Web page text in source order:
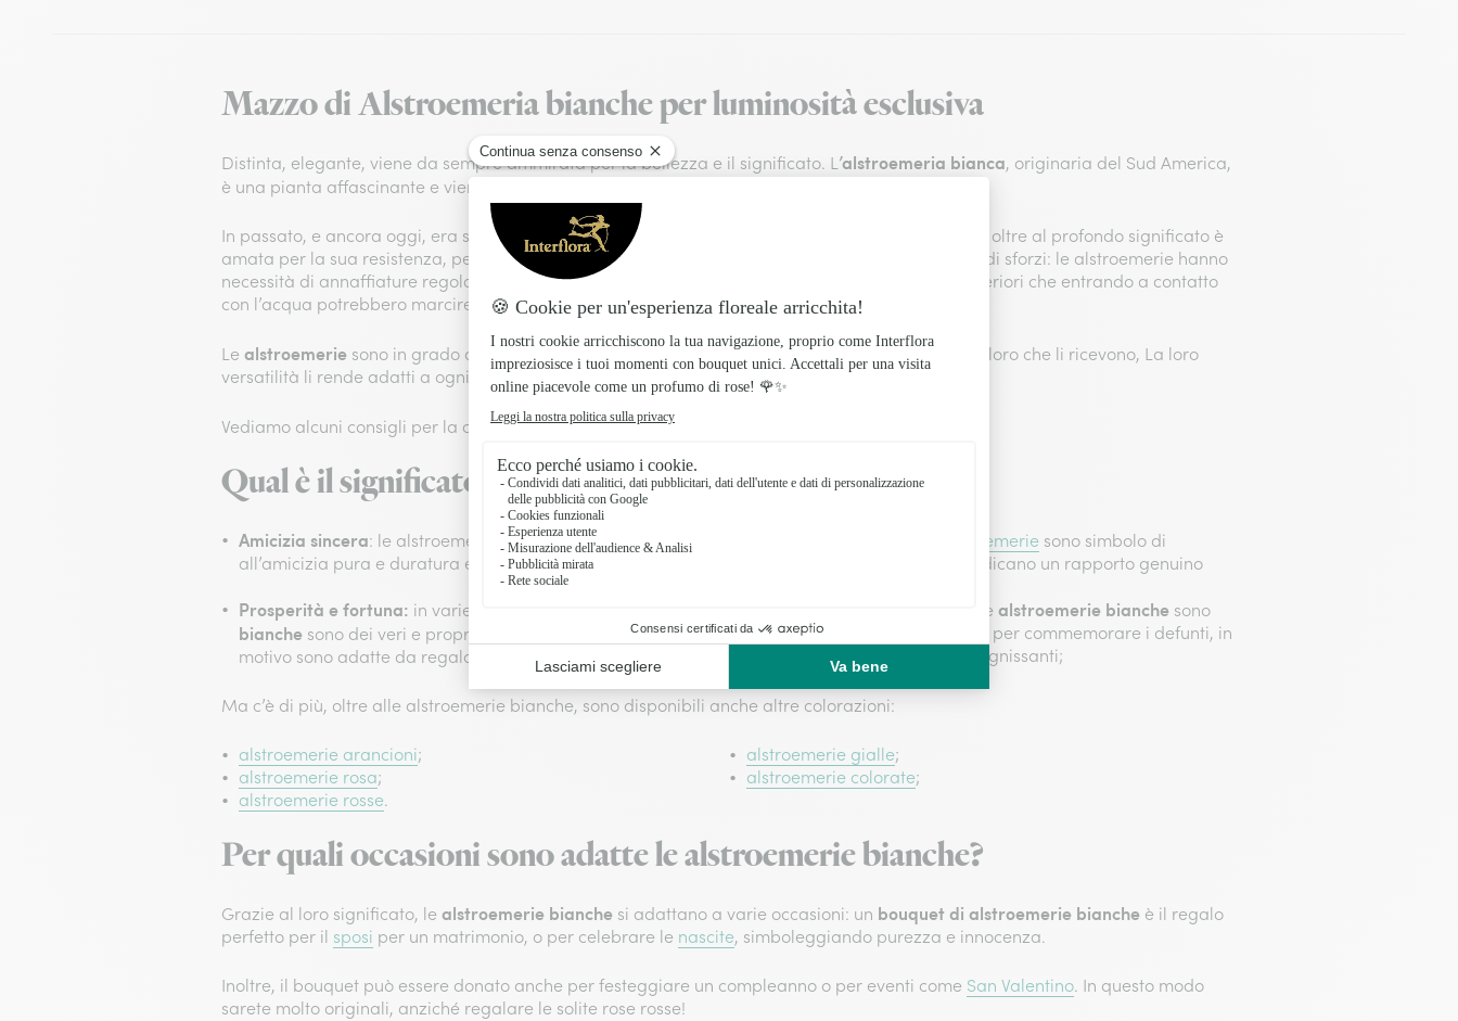
Mazzo di Alstroemeria bianche per luminosità esclusiva
Distinta, elegante, viene da sempre ammirata per la bellezza e il significato. L’alstroemeria bianca, originaria del Sud America,
è una pianta affascinante e viene anche chiamata “
In passato, e ancora oggi, era simbolo di amicizia, devozione e prosperità in svariate culture. Ma oltre al profondo significato è
amata per la sua resistenza, per l’aspetto fresco e i suoi fiori. La manutenzione non richiede grandi sforzi: le alstroemerie hanno
necessità di annaffiature regolari e ambienti ventilati. Inoltre, è necessario rimuovere le foglie inferiori che entrando a contatto
con l’acqua potrebbero marcire.
Le alstroemerie sono in grado di abbellire i nostri spazi interni e di far risuonare i sentimenti in coloro che li ricevono, La loro
versatilità li rende adatti a ogni occasione, dai matrimoni alle celebrazioni formali.
Vediamo alcuni consigli per la cura, la conservazione e il significato delle
Qual è il significato delle alstroemerie bianche?
Amicizia sincera: le alstroemerie sono spesso associate
all’amicizia pura e duratura e a un legame sincero;
alstroemerie sono simbolo di
purezza e, di conseguenza, indicano un rapporto genuino
Prosperità e fortuna: in varie culture, le
bianche sono dei veri e propri porta fortuna. Per questo
motivo sono adatte da regalare in caso di eventi speciali;
: le alstroemerie bianche sono
comunemente utilizzate anche per commemorare i defunti, in
particolare nella giornata di Ognissanti;
Ma c’è di più, oltre alle alstroemerie bianche, sono disponibili anche altre colorazioni:
alstroemerie arancioni; alstroemerie gialle;
alstroemerie rosa; alstroemerie colorate;
alstroemerie rosse.
Per quali occasioni sono adatte le alstroemerie bianche?
Grazie al loro significato, le alstroemerie bianche si adattano a varie occasioni: un bouquet di alstroemerie bianche è il regalo
perfetto per il sposi per un matrimonio, o per celebrare le nascite, simboleggiando purezza e innocenza.
Inoltre, il bouquet può essere donato anche per festeggiare un compleanno o per eventi come San Valentino. In questo modo
sarete molto originali, anziché regalare le solite rose rosse!